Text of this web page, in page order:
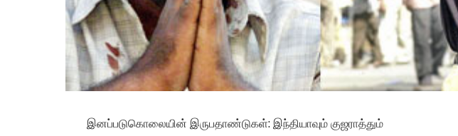
இனப்படுகொலையின் இருபதாண்டுகள்: இந்தியாவும் குஜராத்தும்